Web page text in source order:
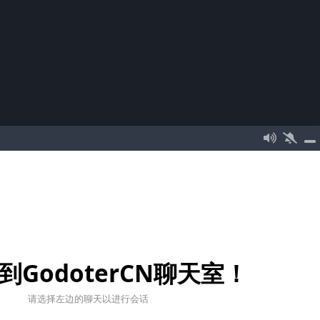
GodoterCN聊天室！
请选择左边的聊天以进行会话